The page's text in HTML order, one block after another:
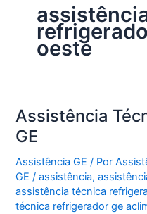
oeste
Assistência
GE
Assistência GE / Por
GE/assistência,
assistência técnica
técnica refrigerador ge